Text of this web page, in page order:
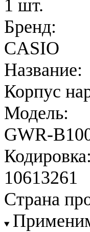
1 шт.
Бренд:
CASIO
Название:
Корпус
Модель:
GWR-
Кодировка:
10613261
Страна